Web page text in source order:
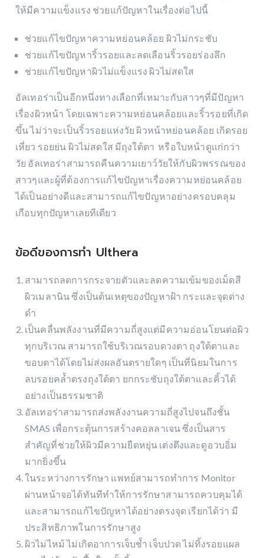
ให้มีความแข็งแรง ช่วยแก้ปัญหาในเรื่องต่อไปนี้
ช่วยแก้ไขปัญหาความหย่อนคล้อย ผิวไม่กระชับ
ช่วยแก้ไขปัญหาริ้วรอยและลดเลือนริ้วรอยร่องลึก
ช่วยแก้ไขปัญหาผิวไม่แข็งแรง ผิวไม่สดใส
อัลเทอร่าเป็นอีกหนึ่งทางเลือกที่เหมาะกับสาวๆที่มีปัญหา
เรื่องผิวหน้า โดยเฉพาะความหย่อนคล้อยและริ้วรอยที่เกิด
ขึ้น ไม่ว่าจะเป็นริ้วรอยแห่งวัย ผิวหน้าหย่อนคล้อย เกิดรอย
เหี่ยว รอยย่น ผิวไม่สดใส มีถุงใต้ตา หรือใบหน้าดูแก่กว่า
วัย อัลเทอร่าสามารถคืนความเยาว์วัยให้กับผิวพรรณของ
สาวๆและผู้ที่ต้องการแก้ไขปัญหาเรื่องความหย่อนคล้อย
ได้เป็นอย่างดีและสามารถแก้ไขปัญหาอย่างครอบคลุม
เกือบทุกปัญหาเลยทีเดียว
ข้อดีของการทำ Ulthera
สามารถลดการกระจายตัวและลดความเข้มของเม็ดสี
ผิวเมลานิน ซึ่งเป็นต้นเหตุของปัญหาฝ้า กระและจุดด่าง
ดำ
เป็นคลื่นพลังงานที่มีความถี่สูงแต่มีความอ่อนโยนต่อผิว
ทุกบริเวณ สามารถใช้บริเวณรอบดวงตา ถุงใต้ตาและ
ขอบตาได้โดยไม่ส่งผลอันตรายใดๆ เป็นที่นิยมในการ
ลบรอยคล้ำตรงถุงใต้ตา ยกกระชับถุงใต้ตาและคิ้วได้
อย่างเป็นธรรมชาติ
อัลเทอร่าสามารถส่งพลังงานความถี่สูงไปจนถึงชั้น
SMAS เพื่อกระตุ้นการสร้างคอลลาเจน ซึ่งเป็นสาร
สำคัญที่ช่วยให้ผิวมีความยืดหยุ่น เต่งตึงและดูอวบอิ่ม
มากยิ่งขึ้น
ในระหว่างการรักษา แพทย์สามารถทำการ Monitor
ผ่านหน้าจอได้ทันทีทำให้การรักษาสามารถควบคุมได้
และสามารถแก้ไขปัญหาได้อย่างตรงจุด เรียกได้ว่า มี
ประสิทธิภาพในการรักษาสูง
ผิวไม่ไหม้ ไม่เกิดอาการเจ็บช้ำ เจ็บปวด ไม่ทิ้งรอยแผล